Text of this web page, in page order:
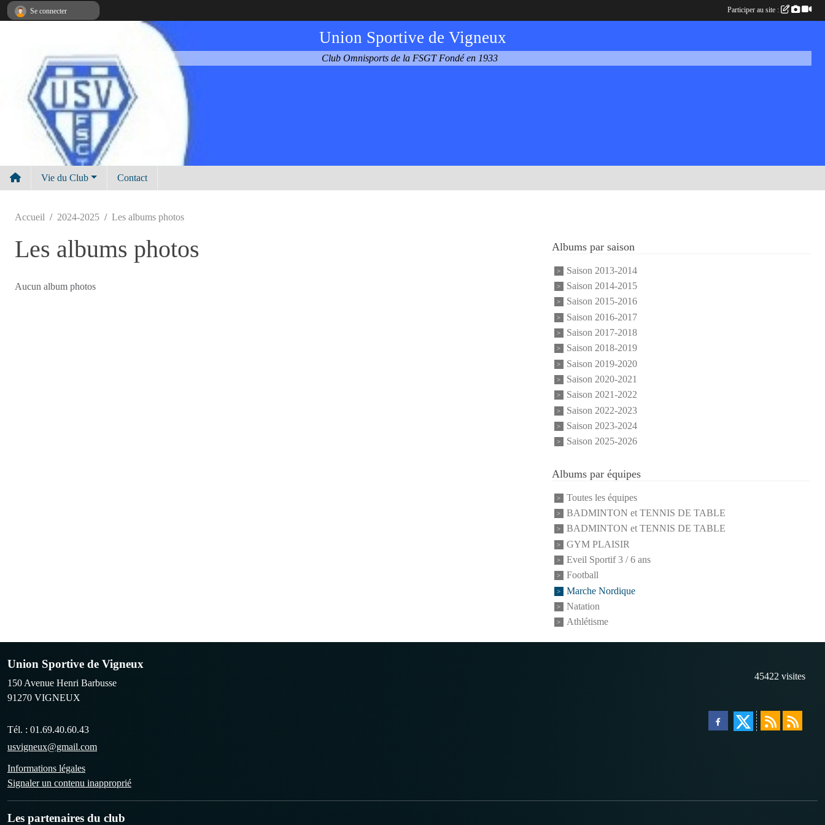
Union Sportive de Vigneux
Club Omnisports de la FSGT Fondé en 1933
Vie du Club Contact
Accueil 2024-2025 Les albums photos
Les albums photos
Aucun album photos
Albums par saison
Saison 2013-2014
Saison 2014-2015
Saison 2015-2016
Saison 2016-2017
Saison 2017-2018
Saison 2018-2019
Saison 2019-2020
Saison 2020-2021
Saison 2021-2022
Saison 2022-2023
Saison 2023-2024
Saison 2025-2026
Albums par équipes
Toutes les équipes
BADMINTON et TENNIS DE TABLE
BADMINTON et TENNIS DE TABLE
GYM PLAISIR
Eveil Sportif 3 / 6 ans
Football
Marche Nordique
Natation
Athlétisme
Union Sportive de Vigneux
150 Avenue Henri Barbusse
91270 VIGNEUX
Tél. : 01.69.40.60.43
usvigneux@gmail.com
Informations légales
Signaler un contenu inapproprié
45422 visites
Les partenaires du club
Se connecter Participer au site :
Panneau de gestion des cookies